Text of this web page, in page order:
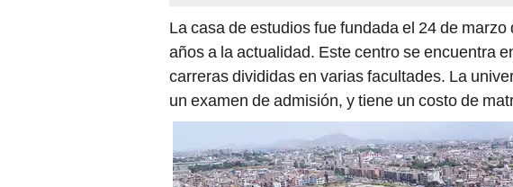
La casa de estudios fue fundada el 24 de
años a la actualidad. Este centro se encuentra
carreras divididas en varias facultades. La
un examen de admisión, y tiene un costo de